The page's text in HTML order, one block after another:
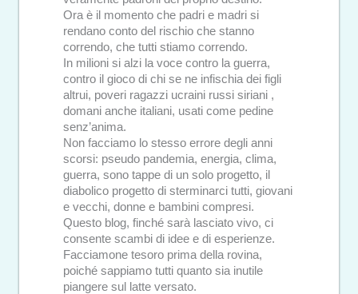
Ora è il momento che padri e madri si
rendano conto del rischio che stanno
correndo, che tutti stiamo correndo.
In milioni si alzi la voce contro la guerra,
contro il gioco di chi se ne infischia dei figli
altrui, poveri ragazzi ucraini russi siriani ,
domani anche italiani, usati come pedine
senz’anima.
Non facciamo lo stesso errore degli anni
scorsi: pseudo pandemia, energia, clima,
guerra, sono tappe di un solo progetto, il
diabolico progetto di sterminarci tutti, giovani
e vecchi, donne e bambini compresi.
Questo blog, finché sarà lasciato vivo, ci
consente scambi di idee e di esperienze.
Facciamone tesoro prima della rovina,
poiché sappiamo tutti quanto sia inutile
piangere sul latte versato.